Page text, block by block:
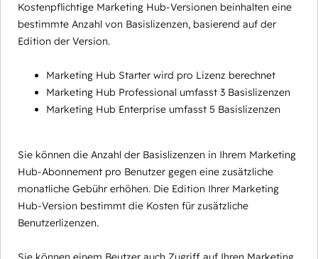
Kostenpflichtige Marketing Hub-Versionen beinhalten eine
bestimmte Anzahl von Basislizenzen, basierend auf der
Edition der Version.
Marketing Hub Starter wird pro Lizenz berechnet
Marketing Hub Professional umfasst 3 Basislizenzen
Marketing Hub Enterprise umfasst 5 Basislizenzen
Sie können die Anzahl der Basislizenzen in Ihrem Marketing
Hub-Abonnement pro Benutzer gegen eine zusätzliche
monatliche Gebühr erhöhen. Die Edition Ihrer Marketing
Hub-Version bestimmt die Kosten für zusätzliche
Benutzerlizenzen.